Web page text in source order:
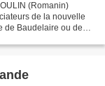
(Romanin)
de la nouvelle
de Baudelaire ou de
Guérande